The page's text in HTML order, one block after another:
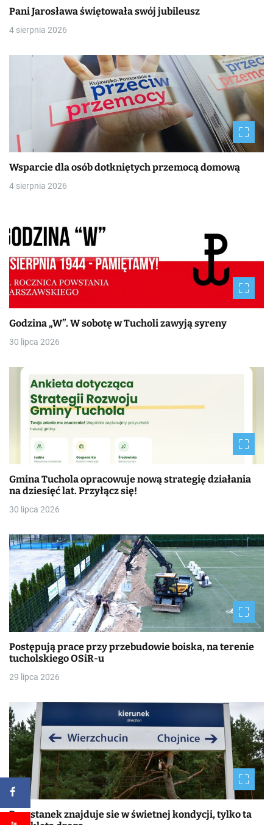
Pani Jarosława świętowała swój jubileusz
4 sierpnia 2026
Wsparcie dla osób dotkniętych przemocą domową
4 sierpnia 2026
Godzina „W”. W sobotę w Tucholi zawyją syreny
30 lipca 2026
Gmina Tuchola opracowuje nową strategię działania
na dziesięć lat. Przyłącz się!
30 lipca 2026
Postępują prace przy przebudowie boiska, na terenie
tucholskiego OSiR-u
29 lipca 2026
Przystanek znajduje sie w świetnej kondycji, tylko ta